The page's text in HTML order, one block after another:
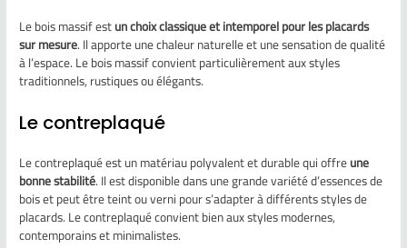
Le bois massif estun choix classique et intemporel pour les placards
sur mesure. Il apporte une chaleur naturelle et une sensation de qualité
à l’espace. Le bois massif convient particulièrement aux styles
traditionnels, rustiques ou élégants.
Le contreplaqué
Le contreplaqué est un matériau polyvalent et durable qui offreune
bonne stabilité. Il est disponible dans une grande variété d’essences de
bois et peut être teint ou verni pour s’adapter à différents styles de
placards. Le contreplaqué convient bien aux styles modernes,
contemporains et minimalistes.